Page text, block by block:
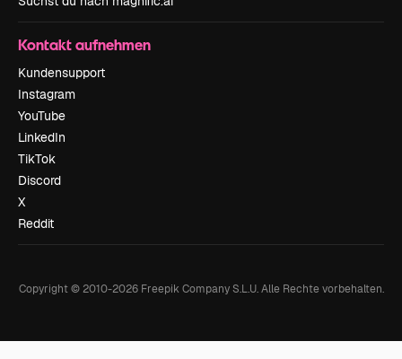
Kontakt aufnehmen
Kundensupport
Instagram
YouTube
LinkedIn
TikTok
Discord
X
Reddit
Copyright © 2010-2026Freepik Company S.L.U. Alle Rechte vorbehalten.